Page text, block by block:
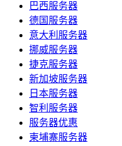
巴西服务器
德国服务器
意大利服务器
挪威服务器
捷克服务器
新加坡服务器
日本服务器
智利服务器
服务器优惠
柬埔寨服务器